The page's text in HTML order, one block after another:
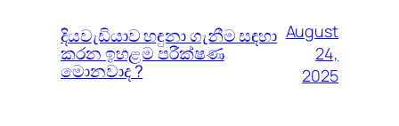
දියවැඩියාව හඳුනා ගැනීම සඳහා
කරන ඉහළම පරීක්ෂණ
මොනවාද ?
August
24,
2025